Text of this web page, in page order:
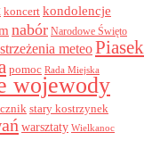
koncert kondolencje
nabór Narodowe Święto
meteoPiasek
pomoc Rada Miejska
wojewody
stary kostrzynek
warsztaty Wielkanoc